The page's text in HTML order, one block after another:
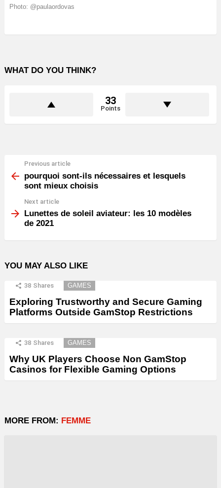
Photo: @paulaordovas
WHAT DO YOU THINK?
33
Points
more
Previous article
pourquoi sont-ils nécessaires et lesquels
sont mieux choisis
Next article
Lunettes de soleil aviateur: les 10 modèles
de 2021
YOU MAY ALSO LIKE
38 Shares GAMES
Exploring Trustworthy and Secure Gaming
Platforms Outside GamStop Restrictions
38 Shares GAMES
Why UK Players Choose Non GamStop
Casinos for Flexible Gaming Options
MORE FROM: FEMME